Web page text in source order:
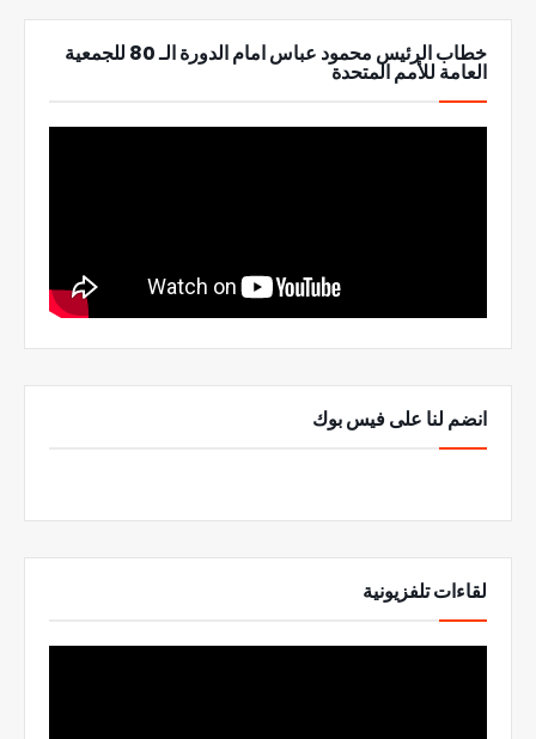
خطاب الرئيس محمود عباس امام الدورة الـ 80 للجمعية
العامة للأمم المتحدة
انضم لنا على فيس بوك
لقاءات تلفزيونية